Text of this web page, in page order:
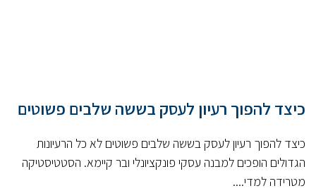
כיצד להפוך רעיון לעסק בששה שלבים פשוטים
כיצד להפוך רעיון לעסק בששה שלבים פשוטים לא כל הרעיונות
הגדולים הופכים למבנה עסקי פונקציונלי ובר קיימא. הסטטיסטיקה
מטרידה למדי....